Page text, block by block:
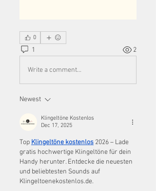
0
1 2
Write a comment...
Newest
Klingeltöne Kostenlos
Dec 17, 2025
Top Klingeltöne kostenlos 2026 – Lade
gratis hochwertige Klingeltöne für dein
Handy herunter. Entdecke die neuesten
und beliebtesten Sounds auf
Klingeltoenekostenlos.de.